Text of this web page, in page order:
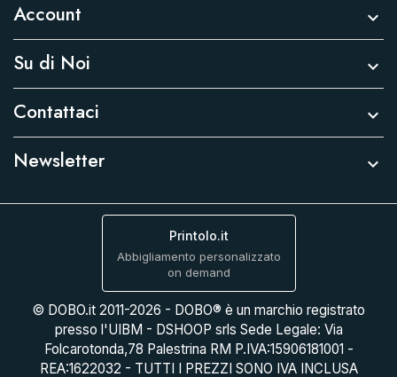
Account 
Su di Noi 
Contattaci 
Newsletter 
Printolo.it
Abbigliamento personalizzato
on demand
© DOBO.it 2011-2026 - DOBO® è un marchio registrato
presso l'UIBM - DSHOOP srls Sede Legale: Via
Folcarotonda,78 Palestrina RM P.IVA:15906181001 -
REA:1622032 - TUTTI I PREZZI SONO IVA INCLUSA